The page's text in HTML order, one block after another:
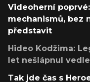
Videoherní
mechanismů, bez
představit
Hideo Kodžima:
let nešlápnul vedle
Tak jde čas s